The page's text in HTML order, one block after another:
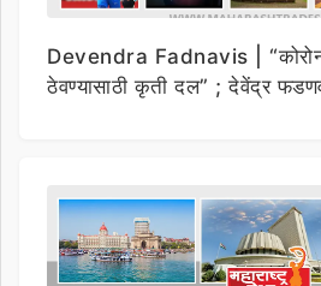
Devendra Fadnavis |
ठेवण्यासाठी कृती दल” ; देवेंद्र